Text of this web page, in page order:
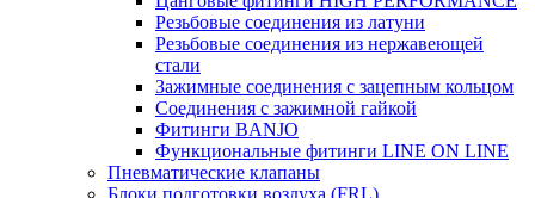
Резьбовые соединения из латуни
Резьбовые соединения из нержавеющей
стали
Зажимные соединения с зацепным кольцом
Соединения с зажимной гайкой
Фитинги BANJO
Функциональные фитинги LINE ON LINE
Пневматические клапаны
Блоки подготовки воздуха (FRL)